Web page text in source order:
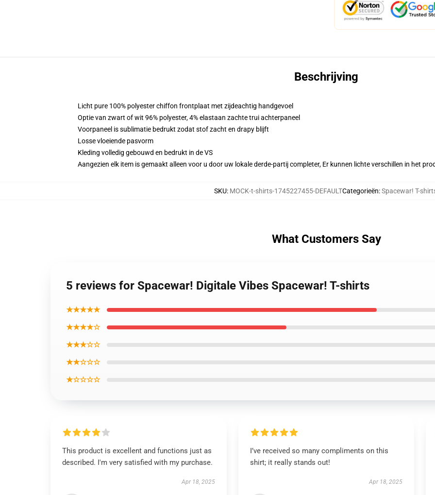
Beschrijving
Licht pure 100% polyester chiffon frontplaat met zijdeachtig handgevoel
Optie van zwart of wit 96% polyester, 4% elastaan zachte trui achterpaneel
Voorpaneel is sublimatie bedrukt zodat stof zacht en drapy blijft
Losse vloeiende pasvorm
Kleding volledig gebouwd en bedrukt in de VS
Aangezien elk item is gemaakt alleen voor u door uw lokale derde-partij completer, Er kunnen lichte verschillen in het
SKU: MOCK-t-shirts-1745227455-DEFAULTCategorieën:Spacewar! T-
What Customers Say
5 reviews for Spacewar! Digitale Vibes Spacewar! T-shirts
★★★★★
★★★★☆
★★★☆☆
★★☆☆☆
★☆☆☆☆
This product is excellent and functions just as
described. I'm very satisfied with my purchase.
Apr 18, 2025
I’ve received so many compliments on this
shirt; it really stands out!
Apr 18, 2025